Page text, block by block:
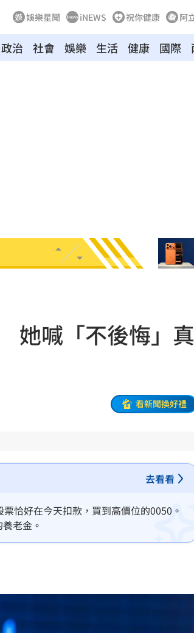
娛樂星聞 iNEWS 祝你健康 阿
政治 社會 娛樂 生活 健康 國際
她喊「不後悔」真
看新聞換好禮
去看看
恰好在今天扣款，買到高價位的0050。
老金。